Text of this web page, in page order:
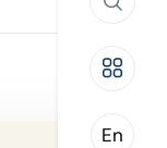
En